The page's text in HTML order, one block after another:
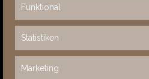
Funktional
Statistiken
Marketing
Besucher seit 08/​2021
This Week